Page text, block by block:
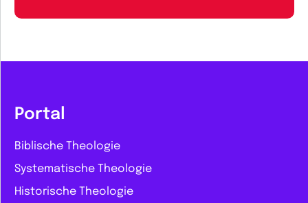
Portal
Biblische Theologie
Systematische Theologie
Historische Theologie